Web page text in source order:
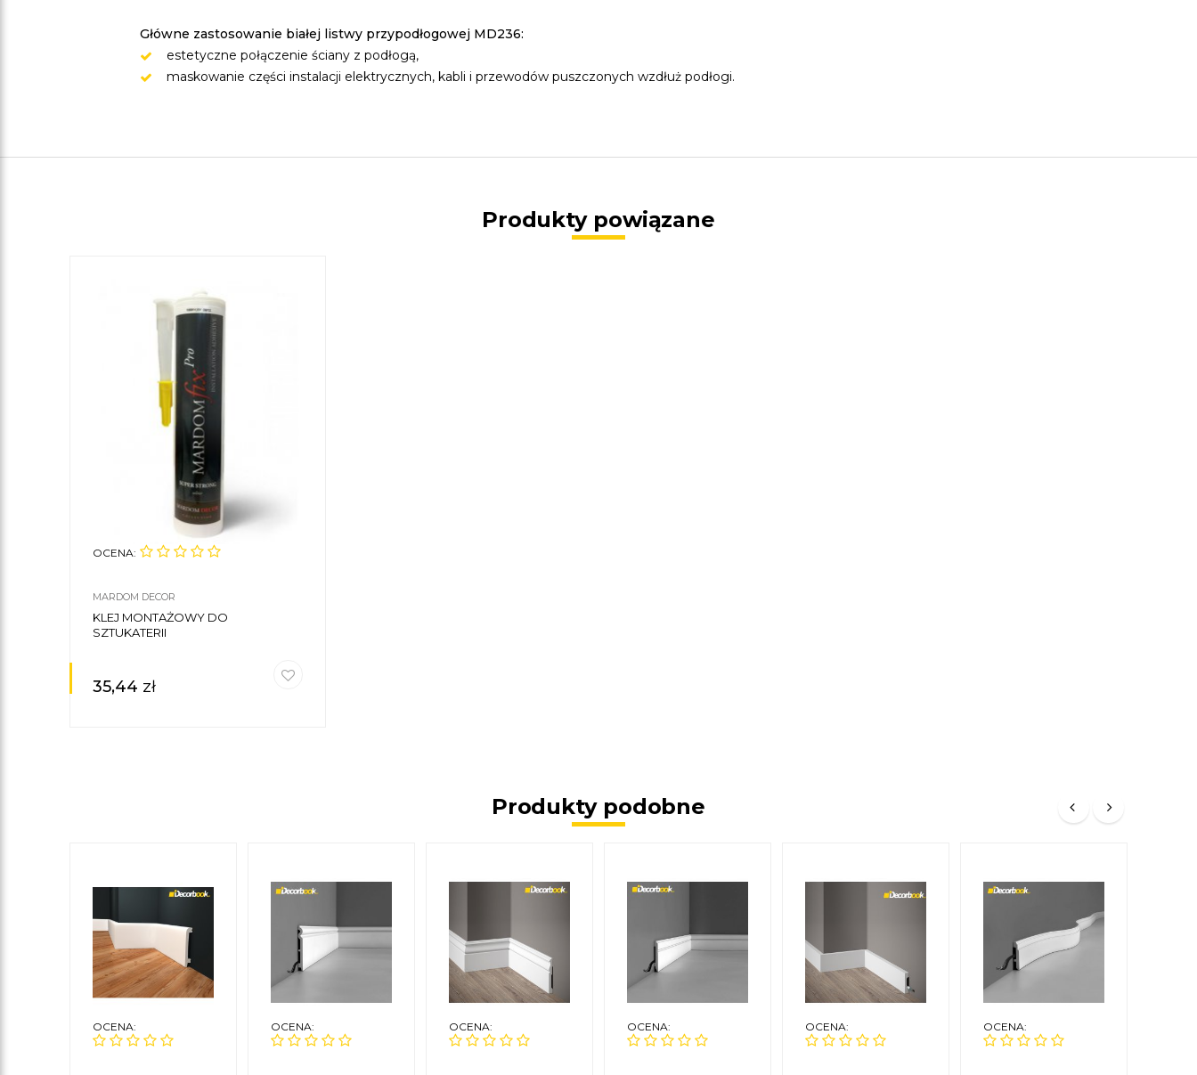
Główne zastosowanie białej listwy przypodłogowej MD236:
estetyczne połączenie ściany z podłogą,
maskowanie części instalacji elektrycznych, kabli i przewodów puszczonych wzdłuż podłogi.
Produkty powiązane
OCENA:
MARDOM DECOR
KLEJ MONTAŻOWY DO
SZTUKATERII
35,44 zł
Produkty podobne
OCENA: OCENA: OCENA: OCENA: OCENA: OCENA: